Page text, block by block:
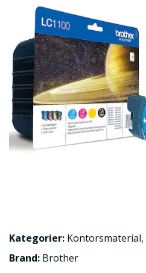
Kategorier: Kontorsmaterial,
Brand: Brother